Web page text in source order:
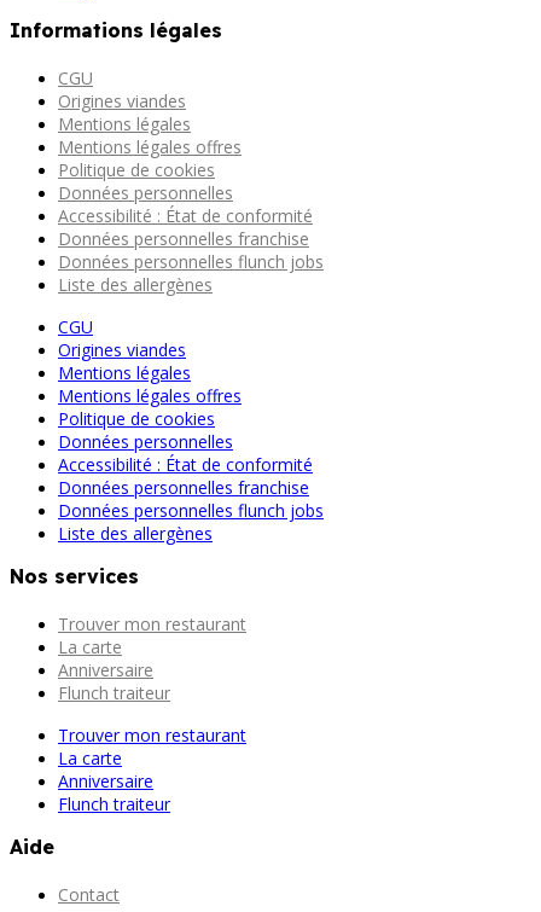
Informations légales
CGU
Origines viandes
Mentions légales
Mentions légales offres
Politique de cookies
Données personnelles
Accessibilité : État de conformité
Données personnelles franchise
Données personnelles flunch jobs
Liste des allergènes
CGU
Origines viandes
Mentions légales
Mentions légales offres
Politique de cookies
Données personnelles
Accessibilité : État de conformité
Données personnelles franchise
Données personnelles flunch jobs
Liste des allergènes
Nos services
Trouver mon restaurant
La carte
Anniversaire
Flunch traiteur
Trouver mon restaurant
La carte
Anniversaire
Flunch traiteur
Aide
Contact